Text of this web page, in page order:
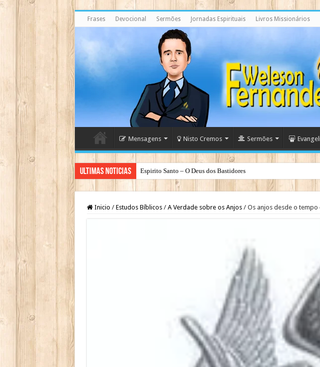
Frases Devocional Sermões Jornadas Espirituais Livros Missionários
Mensagens Nisto Cremos Sermões
Ultimas Noticias Espirito Santo – O Deus dos Bastidores
Inicio / Estudos Bíblicos / A Verdade sobre os Anjos / Os anjos desde o